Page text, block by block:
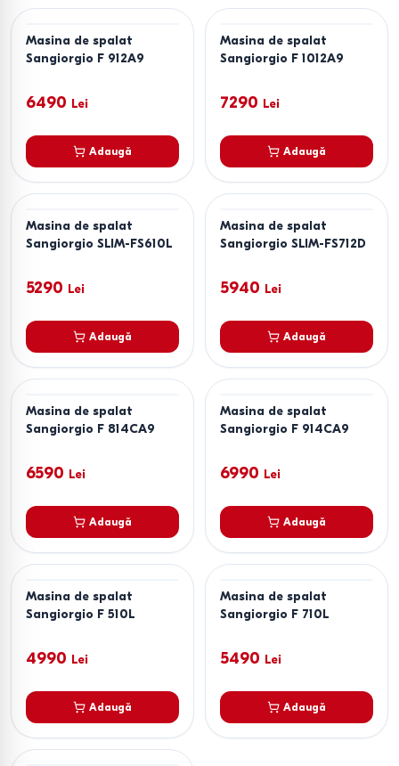
Masina de spalat
Sangiorgio F 912A9
6490 Lei
Adaugă
Masina de spalat
Sangiorgio F 1012A9
7290 Lei
Adaugă
Masina de spalat
Sangiorgio SLIM-FS610L
5290 Lei
Adaugă
Masina de spalat
Sangiorgio SLIM-FS712D
5940 Lei
Adaugă
Masina de spalat
Sangiorgio F 814CA9
6590 Lei
Adaugă
Masina de spalat
Sangiorgio F 914CA9
6990 Lei
Adaugă
Masina de spalat
Sangiorgio F 510L
4990 Lei
Adaugă
Masina de spalat
Sangiorgio F 710L
5490 Lei
Adaugă